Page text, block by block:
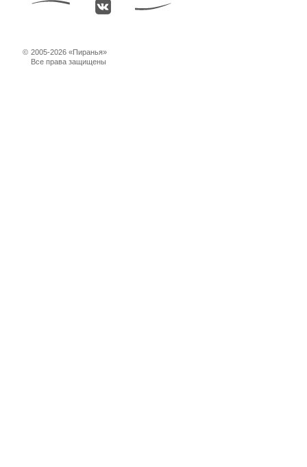
© 2005-2026 «Пиранья»
Все права защищены